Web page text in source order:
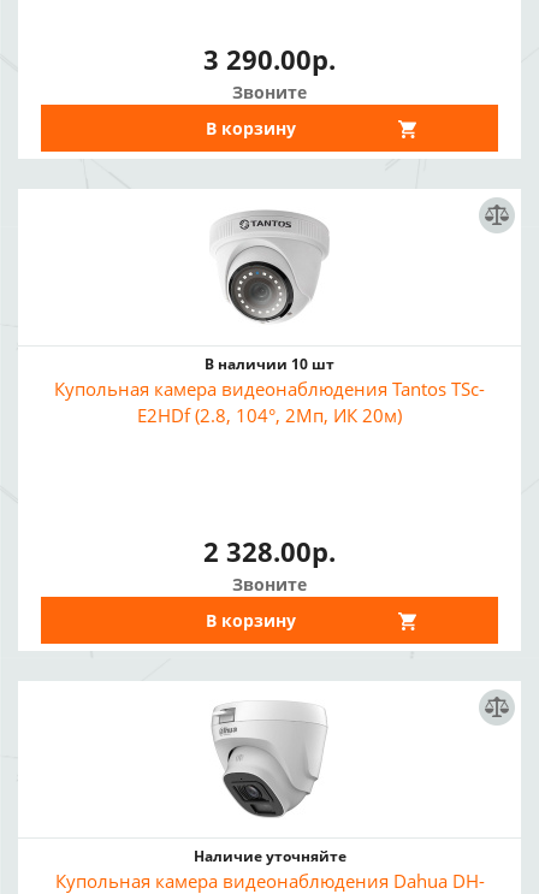
3 290.00р.
Звоните
В корзину
В наличии 10 шт
Купольная камера видеонаблюдения Tantos TSc-
E2HDf (2.8, 104°, 2Мп, ИК 20м)
2 328.00р.
Звоните
В корзину
Наличие уточняйте
Купольная камера видеонаблюдения Dahua DH-